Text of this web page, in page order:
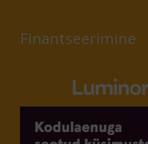
Finantseerimine